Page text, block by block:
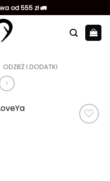
od 555 zł 🚛
ODZIEŻ I DODATKI